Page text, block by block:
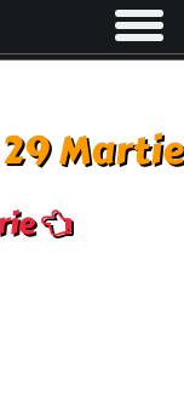
Toggle
Martie